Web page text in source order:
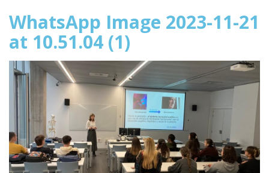
WhatsApp Image 2023-11-21
at 10.51.04 (1)